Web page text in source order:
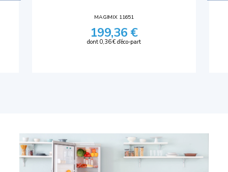
MAGIMIX 11651
199,36 €
dont 0,36 € d'éco-part